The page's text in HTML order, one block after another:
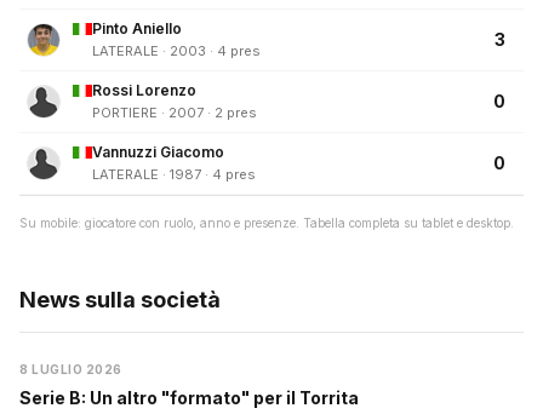
Pinto Aniello
LATERALE · 2003 · 4 pres
3
Rossi Lorenzo
PORTIERE · 2007 · 2 pres
0
Vannuzzi Giacomo
LATERALE · 1987 · 4 pres
0
Su mobile: giocatore con ruolo, anno e presenze. Tabella completa su tablet e desktop.
News sulla società
8 LUGLIO 2026
Serie B: Un altro "formato" per il Torrita